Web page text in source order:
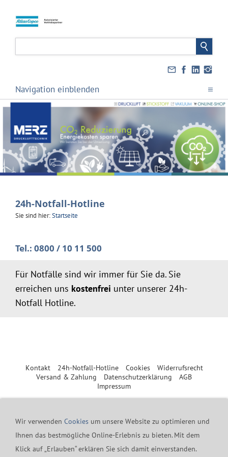
Navigation einblenden
24h-Notfall-Hotline
Sie sind hier:Startseite
Tel.: 0800 / 10 11 500
Für Notfälle sind wir immer für Sie da. Sie
erreichen uns kostenfrei unter unserer 24h-
Notfall Hotline.
Kontakt 24h-Notfall-Hotline Cookies
Widerrufsrecht
Versand & Zahlung
Datenschutzerklärung
AGB
Impressum
Merz GmbH - Beinheimer Straße 19 - 76437 Rastatt - Tel.:
07229-184 90 9-0 - Fax.: 07229-184 90 9-5 - mail@merz-
drucklufttechnik.de
Wir verwenden Cookies um unsere Website zu optimieren und
Ihnen das bestmögliche Online-Erlebnis zu bieten. Mit dem
Klick auf „Erlauben“ erklären Sie sich damit einverstanden.